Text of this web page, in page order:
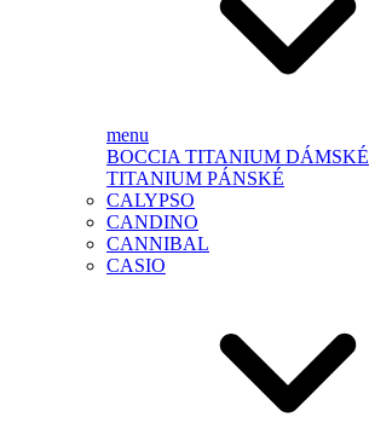
menu
BOCCIA TITANIUM DÁMSKÉ
TITANIUM PÁNSKÉ
CALYPSO
CANDINO
CANNIBAL
CASIO